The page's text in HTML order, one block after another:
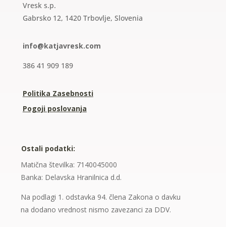
Vresk s.p.
Gabrsko 12, 1420 Trbovlje, Slovenia
info@katjavresk.com
386 41 909 189
Politika Zasebnosti
Pogoji poslovanja
Ostali podatki:
Matična številka: 7140045000
Banka: Delavska Hranilnica d.d.
Na podlagi 1. odstavka 94. člena Zakona o davku
na dodano vrednost nismo zavezanci za DDV.